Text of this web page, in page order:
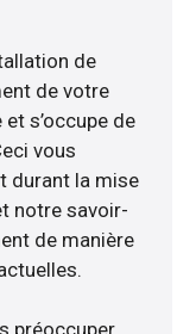
de
de votre
s’occupe de
vous
durant la mise
notre savoir-
de manière